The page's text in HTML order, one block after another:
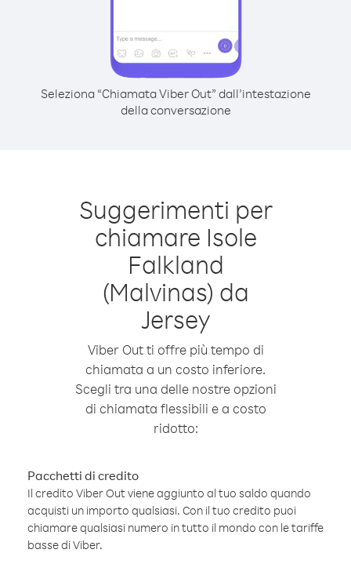
Seleziona “Chiamata Viber Out” dall’intestazione
della conversazione
Suggerimenti per
chiamare Isole
Falkland
(Malvinas) da
Jersey
Viber Out ti offre più tempo di
chiamata a un costo inferiore.
Scegli tra una delle nostre opzioni
di chiamata flessibili e a costo
ridotto:
Pacchetti di credito
Il credito Viber Out viene aggiunto al tuo saldo quando
acquisti un importo qualsiasi. Con il tuo credito puoi
chiamare qualsiasi numero in tutto il mondo con le tariffe
basse di Viber.